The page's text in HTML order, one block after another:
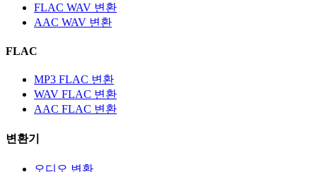
FLAC WAV 변환
AAC WAV 변환
FLAC
MP3 FLAC 변환
WAV FLAC 변환
AAC FLAC 변환
변환기
오디오 변환